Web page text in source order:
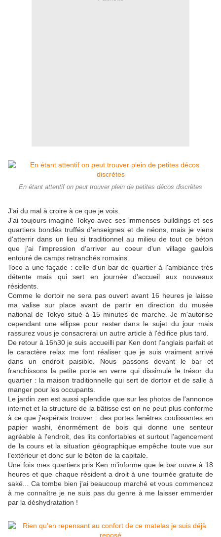
En étant attentif on peut trouver plein de petites décos discrètes
J'ai du mal à croire à ce que je vois.
J'ai toujours imaginé Tokyo avec ses immenses buildings et ses
quartiers bondés truffés d'enseignes et de néons, mais je viens
d'atterrir dans un lieu si traditionnel au milieu de tout ce béton
que j'ai l'impression d'arriver au coeur d'un village gaulois
entouré de camps retranchés romains.
Toco a une façade : celle d'un bar de quartier à l'ambiance très
détente mais qui sert en journée d'accueil aux nouveaux
résidents.
Comme le dortoir ne sera pas ouvert avant 16 heures je laisse
ma valise sur place avant de partir en direction du musée
national de Tokyo situé à 15 minutes de marche. Je m'autorise
cependant une ellipse pour rester dans le sujet du jour mais
rassurez vous je consacrerai un autre article à l'édifice plus tard.
De retour à 16h30 je suis accueilli par Ken dont l'anglais parfait et
le caractère relax me font réaliser que je suis vraiment arrivé
dans un endroit paisible. Nous passons devant le bar et
franchissons la petite porte en verre qui dissimule le trésor du
quartier : la maison traditionnelle qui sert de dortoir et de salle à
manger pour les occupants.
Le jardin zen est aussi splendide que sur les photos de l'annonce
internet et la structure de la bâtisse est on ne peut plus conforme
à ce que j'espérais trouver : des portes fenêtres coulissantes en
papier washi, énormément de bois qui donne une senteur
agréable à l'endroit, des lits confortables et surtout l'agencement
de la cours et la situation géographique empêche toute vue sur
l'extérieur et donc sur le béton de la capitale.
Une fois mes quartiers pris Ken m'informe que le bar ouvre à 18
heures et que chaque résident a droit à une tournée gratuite de
saké... Ca tombe bien j'ai beaucoup marché et vous commencez
à me connaître je ne suis pas du genre à me laisser emmerder
par la déshydratation !